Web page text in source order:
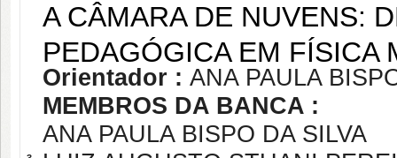
A CÂMARA DE NUVENS:
PEDAGÓGICA EM FÍSICA
Orientador : ANA PAULA
MEMBROS DA BANCA :
ANA PAULA BISPO DA SILVA